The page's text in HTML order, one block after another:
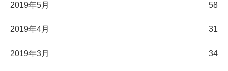
2019年5月 58
2019年4月 31
2019年3月 34